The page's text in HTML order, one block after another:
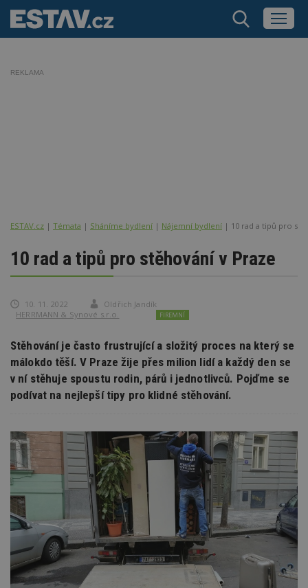
REKLAMA
ESTAV.cz Témata Sháníme bydlení Nájemní bydlení 10 rad a tipů pro
10 rad a tipů pro stěhování v Praze
10. 11. 2022
Oldřich Jandík
HERRMANN & Synové s.r.o.
FIREMNÍ
Stěhování je často frustrující a složitý proces na který se
málokdo těší. V Praze žije přes milion lidí a každý den se
v ní stěhuje spoustu rodin, párů i jednotlivců. Pojďme se
podívat na nejlepší tipy pro klidné stěhování.